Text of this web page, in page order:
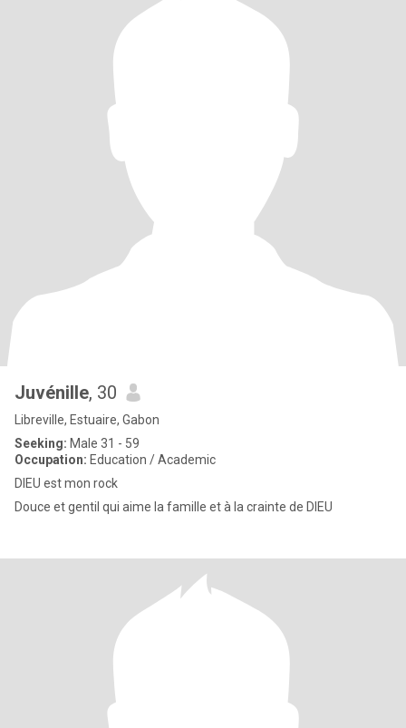
Juvénille, 30
Libreville, Estuaire, Gabon
Seeking: Male 31 - 59
Occupation: Education / Academic
DIEU est mon rock
Douce et gentil qui aime la famille et à la crainte de DIEU